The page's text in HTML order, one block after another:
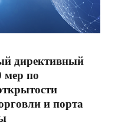
директивный
мер по
и порта